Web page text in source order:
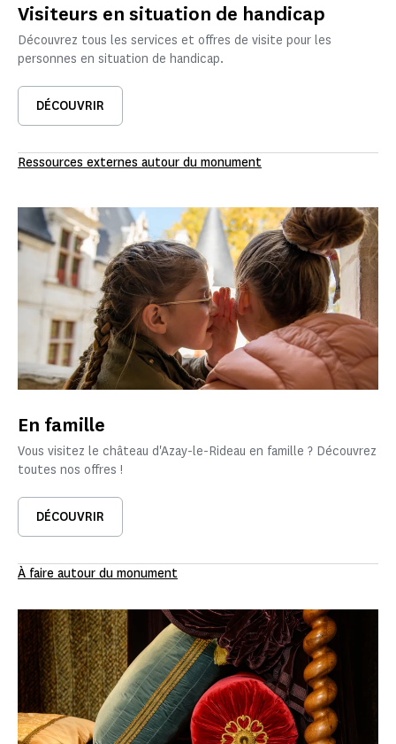
Visiteurs en situation de handicap
Découvrez tous les services et offres de visite pour les
personnes en situation de handicap.
DÉCOUVRIR
Ressources externes autour du monument
En famille
Vous visitez le château d'Azay-le-Rideau en famille ? Découvrez
toutes nos offres !
DÉCOUVRIR
À faire autour du monument